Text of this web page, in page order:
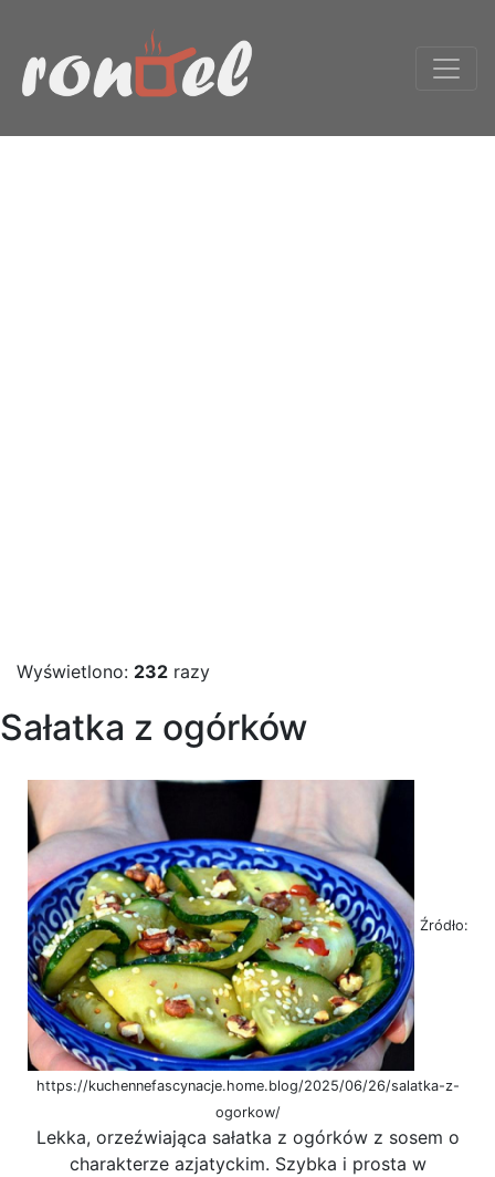
Wyświetlono: 232 razy
Sałatka z ogórków
Źródło:
https://kuchennefascynacje.home.blog/2025/06/26/salatka-z-
ogorkow/
Lekka, orzeźwiająca sałatka z ogórków z sosem o
charakterze azjatyckim. Szybka i prosta w